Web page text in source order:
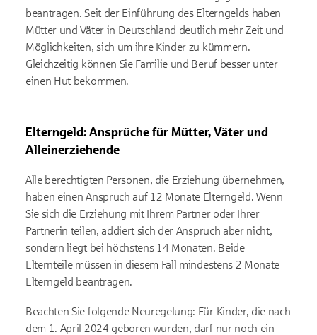
beantragen. Seit der Einführung des Elterngelds haben
Mütter und Väter in Deutschland deutlich mehr Zeit und
Möglichkeiten, sich um ihre Kinder zu kümmern.
Gleichzeitig können Sie Familie und Beruf besser unter
einen Hut bekommen.
Elterngeld: Ansprüche für Mütter, Väter und
Alleinerziehende
Alle berechtigten Personen, die Erziehung übernehmen,
haben einen Anspruch auf 12 Monate Elterngeld. Wenn
Sie sich die Erziehung mit Ihrem Partner oder Ihrer
Partnerin teilen, addiert sich der Anspruch aber nicht,
sondern liegt bei höchstens 14 Monaten. Beide
Elternteile müssen in diesem Fall mindestens 2 Monate
Elterngeld beantragen.
Beachten Sie folgende Neuregelung: Für Kinder, die nach
dem 1. April 2024 geboren wurden, darf nur noch ein